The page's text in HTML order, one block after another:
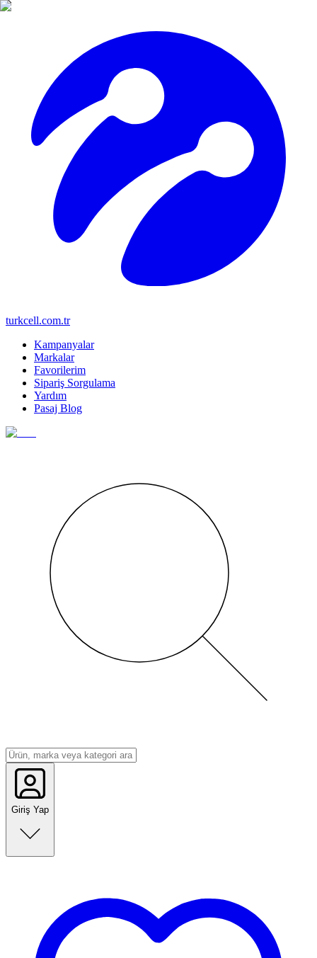
turkcell.com.tr
Kampanyalar
Markalar
Favorilerim
Sipariş Sorgulama
Yardım
Pasaj Blog
Giriş Yap